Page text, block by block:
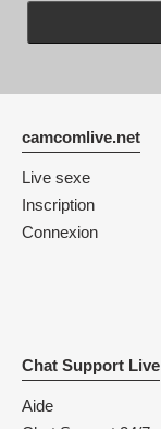
camcomlive.net
Live sexe
Inscription
Connexion
Chat Support Live
Aide